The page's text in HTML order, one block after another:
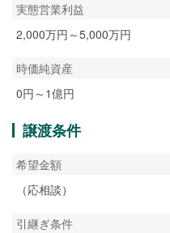
実態営業利益
2,000万円～5,000万円
時価純資産
0円～1億円
譲渡条件
希望金額
（応相談）
引継ぎ条件